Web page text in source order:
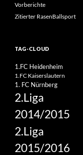
Vorberichte
Zitierter RasenBallsport
TAG-CLOUD
1.FC Heidenheim
1.FC Kaiserslautern
1. FC Nürnberg
2.Liga
2014/2015
2.Liga
2015/2016